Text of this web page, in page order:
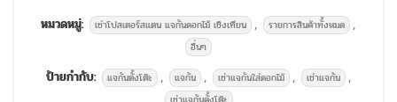
หมวดหมู่: เช่าโปสเตอร์สแตน แจกันดอกไม้ เชิงเทียน , รายการสินค้าทั้งหมด ,
อื่นๆ
ป้ายกำกับ: แจกันตั้งโต๊ะ , แจกัน , เช่าแจกันใส่ดอกไม้ , เช่าแจกัน ,